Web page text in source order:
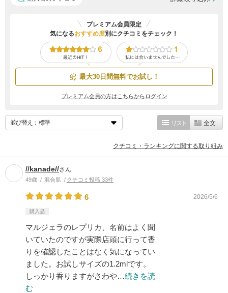
プレミアム会員限定
気になるおすすめ度別にクチコミをチェック！
最大30日間無料でお試し！
プレミアム会員の方はこちらからログイン
並び替え： リスト 全文
クチコミ・ランキングに関する取り組み
//kanade//さん
49歳 混合肌 クチコミ投稿 33件
6 2026/5/6
購入品
マルジェラのレプリカ、名前はよく聞
いていたのですが実際店頭に行って香
りを確認したことはなく気になってい
ました。お試しサイズの1.2mlです。
しっかり香りますがさわや…続きを読
む